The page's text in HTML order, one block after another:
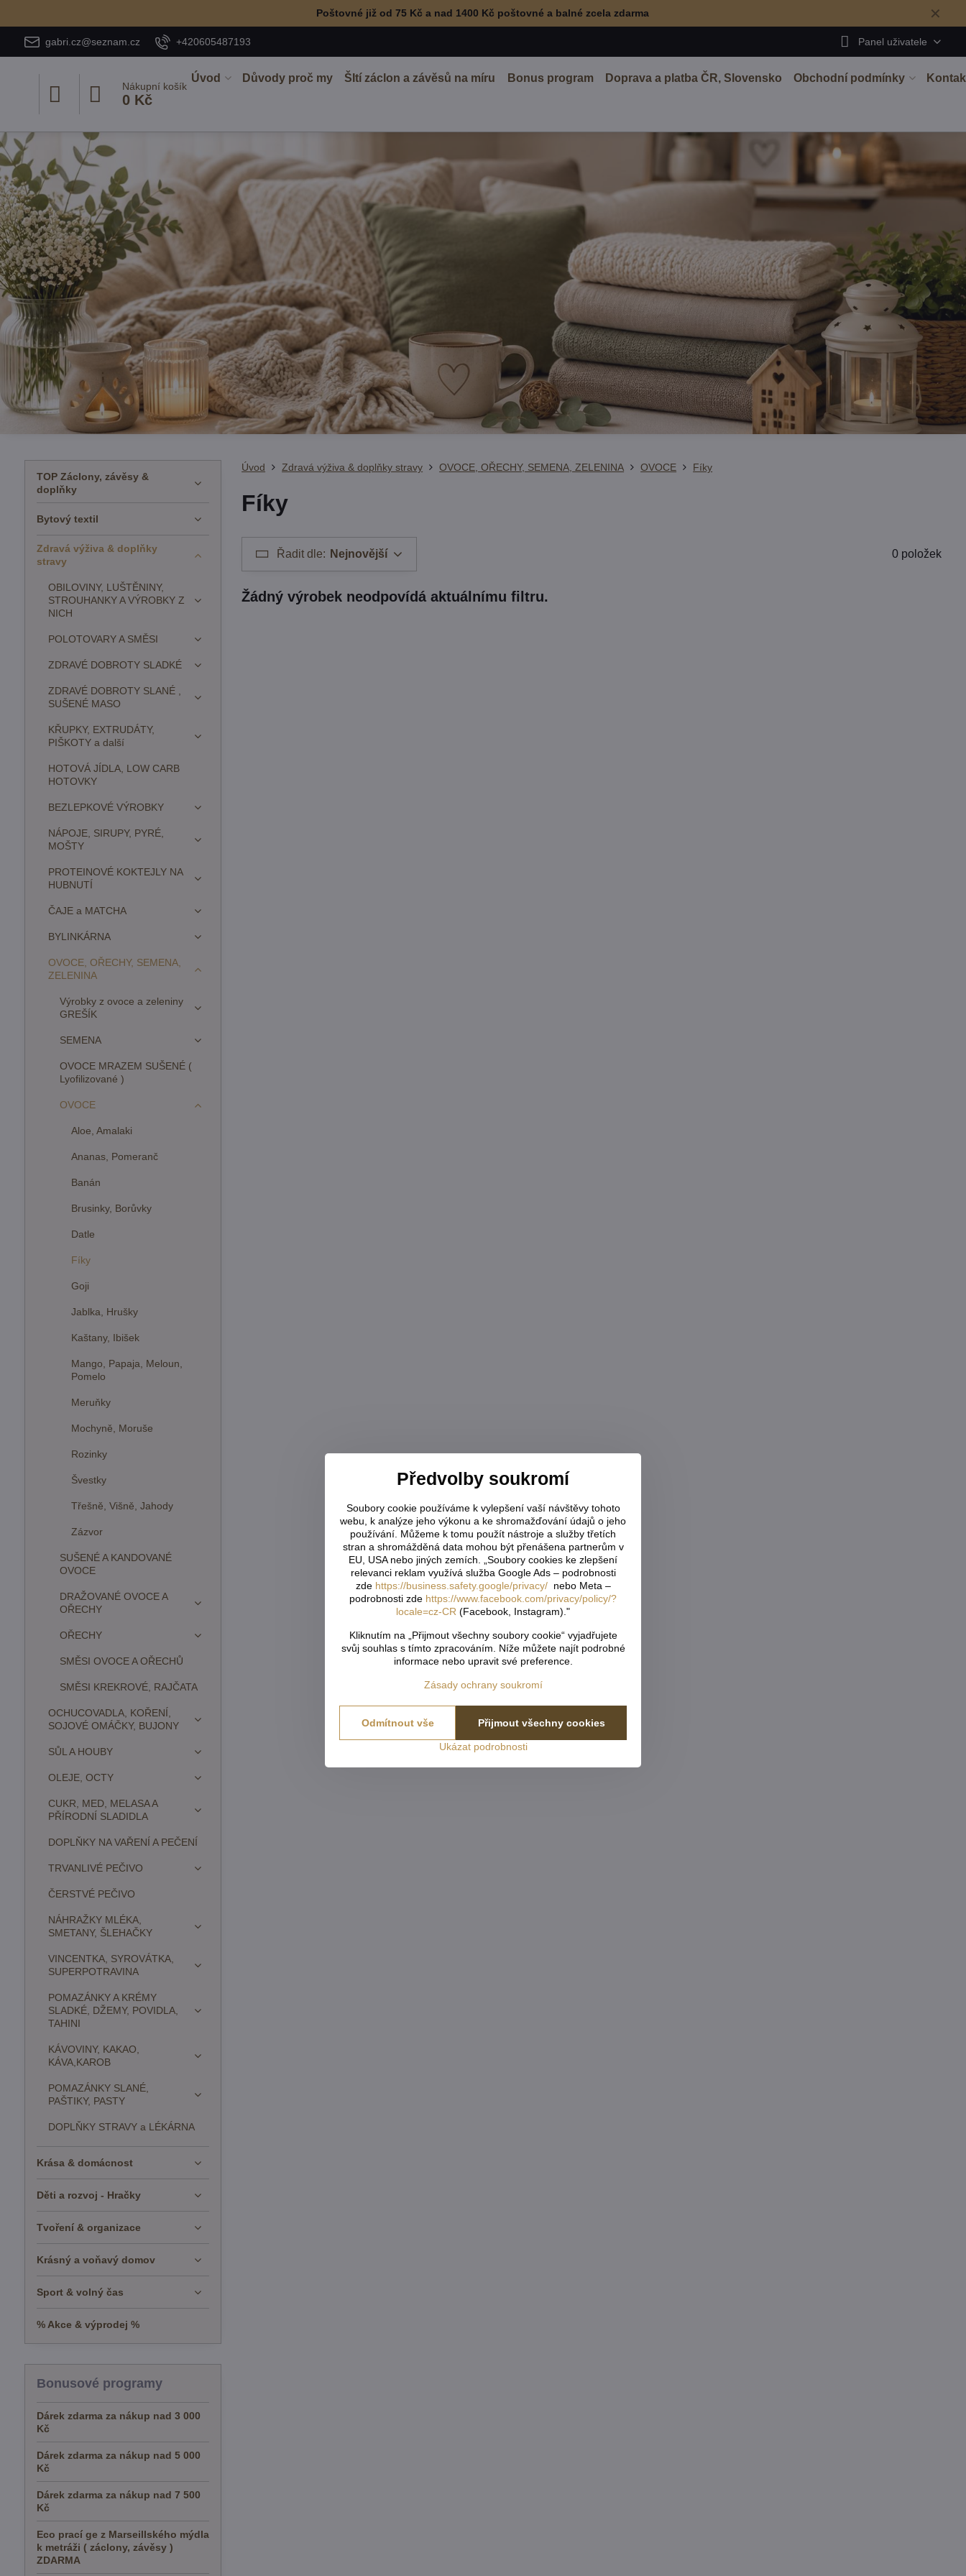
✕
Poštovné již od 75 Kč a nad 1400 Kč poštovné a balné zcela zdarma
gabri.cz@seznam.cz +420605487193 Panel uživatele
Nákupní košík
0 Kč
Úvod Důvody proč my ŠItí záclon a závěsů na míru Bonus program Doprava a platba ČR, Slovensko Obchodní podmínky
Úvod Zdravá výživa & doplňky stravy OVOCE, OŘECHY, SEMENA, ZELENINA OVOCE Fíky
Fíky
Řadit dle: Nejnovější 0 položek
TOP Záclony, závěsy &
doplňky
Bytový textil
Zdravá výživa & doplňky
stravy
OBILOVINY, LUŠTĚNINY,
STROUHANKY A VÝROBKY Z
NICH
POLOTOVARY A SMĚSI
ZDRAVÉ DOBROTY SLADKÉ
ZDRAVÉ DOBROTY SLANÉ ,
SUŠENÉ MASO
KŘUPKY, EXTRUDÁTY,
PIŠKOTY a další
HOTOVÁ JÍDLA, LOW CARB
HOTOVKY
BEZLEPKOVÉ VÝROBKY
NÁPOJE, SIRUPY, PYRÉ,
MOŠTY
PROTEINOVÉ KOKTEJLY NA
HUBNUTÍ
ČAJE a MATCHA
BYLINKÁRNA
OVOCE, OŘECHY, SEMENA,
ZELENINA
Výrobky z ovoce a zeleniny
GREŠÍK
SEMENA
OVOCE MRAZEM SUŠENÉ (
Lyofilizované )
OVOCE
Aloe, Amalaki
Ananas, Pomeranč
Banán
Brusinky, Borůvky
Datle
Fíky
Goji
Jablka, Hrušky
Kaštany, Ibišek
Mango, Papaja, Meloun,
Pomelo
Meruňky
Mochyně, Moruše
Rozinky
Švestky
Třešně, Višně, Jahody
Zázvor
SUŠENÉ A KANDOVANÉ
OVOCE
DRAŽOVANÉ OVOCE A
OŘECHY
OŘECHY
SMĚSI OVOCE A OŘECHŮ
SMĚSI KREKROVÉ, RAJČATA
OCHUCOVADLA, KOŘENÍ,
SOJOVÉ OMÁČKY, BUJONY
SŮL A HOUBY
OLEJE, OCTY
CUKR, MED, MELASA A
PŘÍRODNÍ SLADIDLA
DOPLŇKY NA VAŘENÍ A PEČENÍ
TRVANLIVÉ PEČIVO
ČERSTVÉ PEČIVO
NÁHRAŽKY MLÉKA,
SMETANY, ŠLEHAČKY
VINCENTKA, SYROVÁTKA,
SUPERPOTRAVINA
POMAZÁNKY A KRÉMY
SLADKÉ, DŽEMY, POVIDLA,
TAHINI
KÁVOVINY, KAKAO,
KÁVA,KAROB
POMAZÁNKY SLANÉ,
PAŠTIKY, PASTY
DOPLŇKY STRAVY a LÉKÁRNA
Krása & domácnost
Děti a rozvoj - Hračky
Tvoření & organizace
Krásný a voňavý domov
Sport & volný čas
% Akce & výprodej %
Bonusové programy
Dárek zdarma za nákup nad 3 000
Kč
Dárek zdarma za nákup nad 5 000
Kč
Dárek zdarma za nákup nad 7 500
Kč
Eco prací ge z Marseillského mýdla
k metráži ( záclony, závěsy )
ZDARMA
Předvolby soukromí
Soubory cookie používáme k vylepšení vaší návštěvy tohoto
webu, k analýze jeho výkonu a ke shromažďování údajů o jeho
používání. Můžeme k tomu použít nástroje a služby třetích
stran a shromážděná data mohou být přenášena partnerům v
EU, USA nebo jiných zemích. „Soubory cookies ke zlepšení
relevanci reklam využívá služba Google Ads – podrobnosti
zde https://business.safety.google/privacy/nebo Meta –
podrobnosti zde https://www.facebook.com/privacy/policy/?
locale=cz-CR (Facebook, Instagram)."
Kliknutím na „Přijmout všechny soubory cookie“ vyjadřujete
svůj souhlas s tímto zpracováním. Níže můžete najít podrobné
informace nebo upravit své preference.
Zásady ochrany soukromí
Ukázat podrobnosti
Přijmout všechny cookies
Odmítnout vše